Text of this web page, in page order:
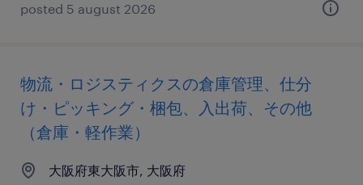
posted 5 august 2026
物流・ロジスティクスの倉庫管理、仕分
け・ピッキング・梱包、入出荷、その他
（倉庫・軽作業）
大阪府東大阪市, 大阪府